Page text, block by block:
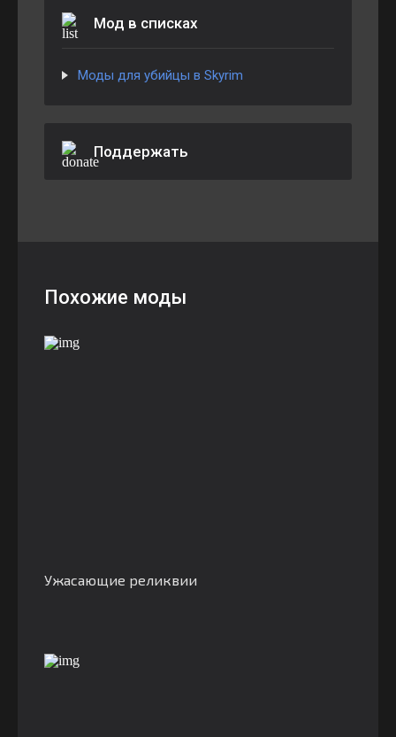
Мод в списках
Моды для убийцы в Skyrim
Поддержать
Похожие моды
Ужасающие реликвии